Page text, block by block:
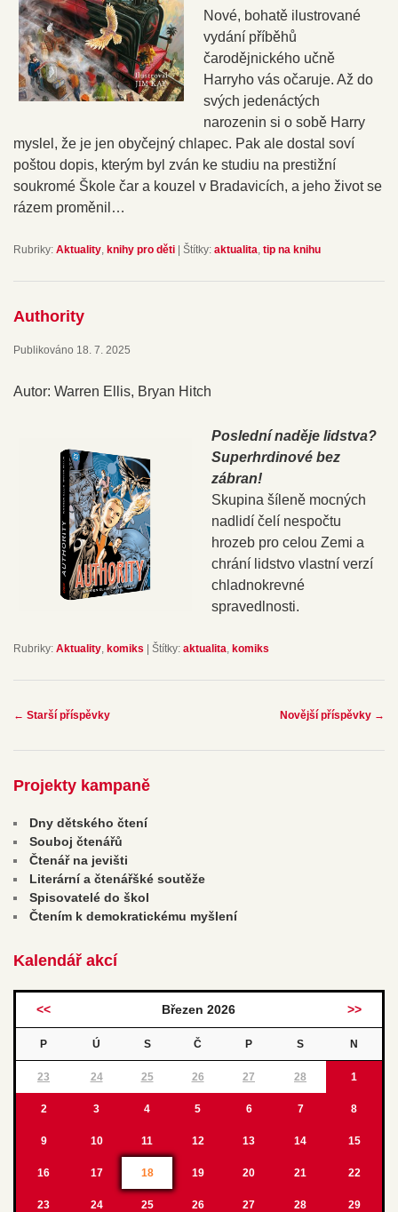
Nové, bohatě ilustrované
vydání příběhů
čarodějnického učně
Harryho vás očaruje. Až do
svých jedenáctých
narozenin si o sobě Harry
myslel, že je jen obyčejný chlapec. Pak ale dostal soví
poštou dopis, kterým byl zván ke studiu na prestižní
soukromé Škole čar a kouzel v Bradavicích, a jeho život se
rázem proměnil…
Rubriky: Aktuality knihy pro děti | Štítky: aktualita tip na knihu
Authority
Publikováno 18. 7. 2025
Autor: Warren Ellis, Bryan Hitch
Poslední naděje lidstva?
Superhrdinové bez
zábran!
Skupina šíleně mocných
nadlidí čelí nespočtu
hrozeb pro celou Zemi a
chrání lidstvo vlastní verzí
chladnokrevné
spravedlnosti.
Rubriky: Aktuality komiks | Štítky: aktualita komiks
Navigace
← Starší příspěvky Novější příspěvky →
Projekty kampaně
Dny dětského čtení
Souboj čtenářů
Čtenář na jevišti
Literární a čtenářšké soutěže
Spisovatelé do škol
Čtením k demokratickému myšlení
Kalendář akcí
<< Březen 2026 >>
P Ú S Č P S N
23 24 25 26 27 28 1
2 3 4 5 6 7 8
9 10 11 12 13 14 15
16 17 18 19 20 21 22
23 24 25 26 27 28 29